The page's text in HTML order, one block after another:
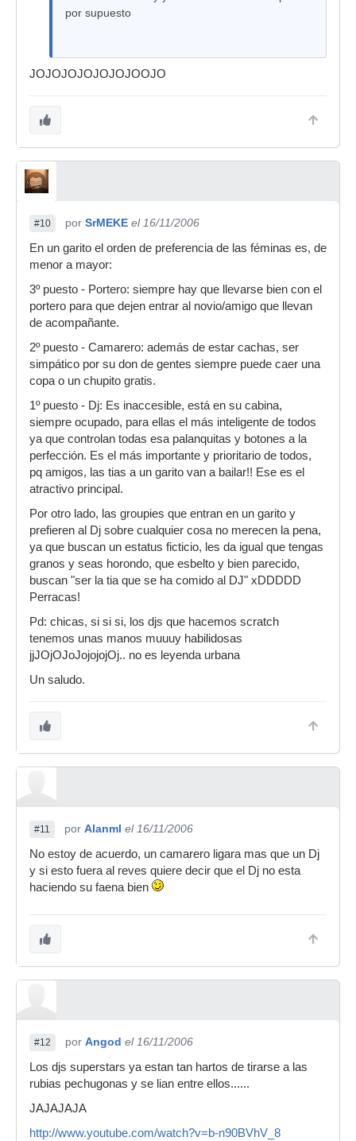
por supuesto
JOJOJOJOJOJOJOOJO
#10 por SrMEKE el 16/11/2006
En un garito el orden de preferencia de las féminas es, de
menor a mayor:
3º puesto - Portero: siempre hay que llevarse bien con el
portero para que dejen entrar al novio/amigo que llevan
de acompañante.
2º puesto - Camarero: además de estar cachas, ser
simpático por su don de gentes siempre puede caer una
copa o un chupito gratis.
1º puesto - Dj: Es inaccesible, está en su cabina,
siempre ocupado, para ellas el más inteligente de todos
ya que controlan todas esa palanquitas y botones a la
perfección. Es el más importante y prioritario de todos,
pq amigos, las tias a un garito van a bailar!! Ese es el
atractivo principal.
Por otro lado, las groupies que entran en un garito y
prefieren al Dj sobre cualquier cosa no merecen la pena,
ya que buscan un estatus ficticio, les da igual que tengas
granos y seas horondo, que esbelto y bien parecido,
buscan "ser la tia que se ha comido al DJ" xDDDDD
Perracas!
Pd: chicas, si si si, los djs que hacemos scratch
tenemos unas manos muuuy habilidosas
jjJOjOJoJojojojOj.. no es leyenda urbana
Un saludo.
#11 por Alanml el 16/11/2006
No estoy de acuerdo, un camarero ligara mas que un Dj
y si esto fuera al reves quiere decir que el Dj no esta
haciendo su faena bien
#12 por Angod el 16/11/2006
Los djs superstars ya estan tan hartos de tirarse a las
rubias pechugonas y se lian entre ellos......
JAJAJAJA
http://www.youtube.com/watch?v=b-n90BVhV_8